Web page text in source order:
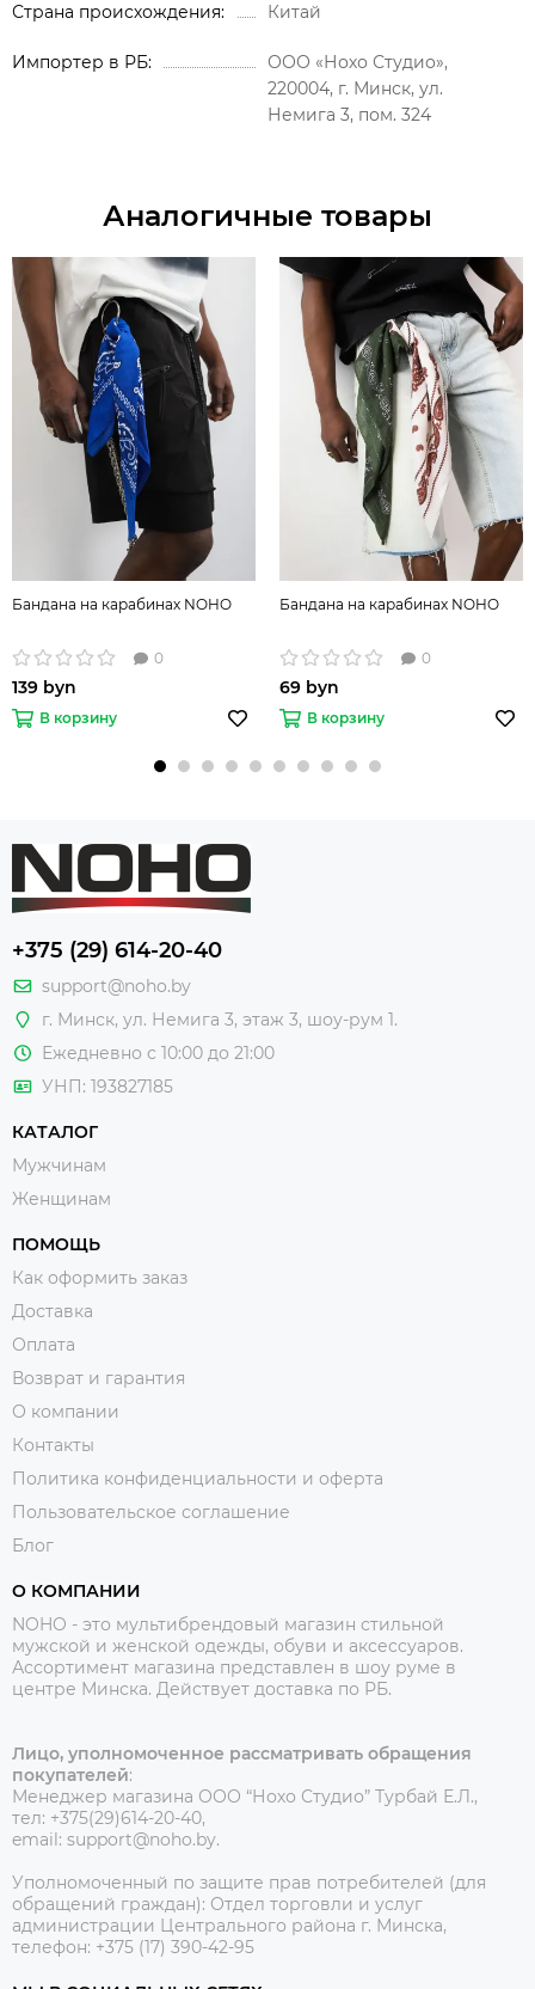
Страна происхождения Китай
Импортер в РБ
ООО «Нохо Студио»,
220004, г. Минск, ул.
Немига 3, пом. 324
Аналогичные товары
Бандана на карабинах NOHO
0
139 byn
В корзину
Бандана на карабинах NOHO
0
69 byn
В корзину
+375 (29) 614-20-40
support@noho.by
г. Минск, ул. Немига 3, этаж 3, шоу-рум 1.
Ежедневно с 10:00 до 21:00
УНП: 193827185
КАТАЛОГ
Мужчинам
Женщинам
ПОМОЩЬ
Как оформить заказ
Доставка
Оплата
Возврат и гарантия
О компании
Контакты
Политика конфиденциальности и оферта
Пользовательское соглашение
Блог
О КОМПАНИИ
NOHO - это мультибрендовый магазин стильной
мужской и женской одежды, обуви и аксессуаров.
Ассортимент магазина представлен в шоу руме в
центре Минска. Действует доставка по РБ.
Лицо, уполномоченное рассматривать обращения
покупателей:
Менеджер магазина ООО “Нохо Студио” Турбай Е.Л.,
тел: +375(29)614-20-40,
email: support@noho.by.
Уполномоченный по защите прав потребителей (для
обращений граждан): Отдел торговли и услуг
администрации Центрального района г. Минска,
телефон: +375 (17) 390-42-95